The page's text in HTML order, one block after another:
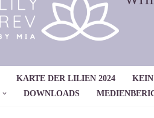
KARTE DER LILIEN 2024
DOWNLOADS